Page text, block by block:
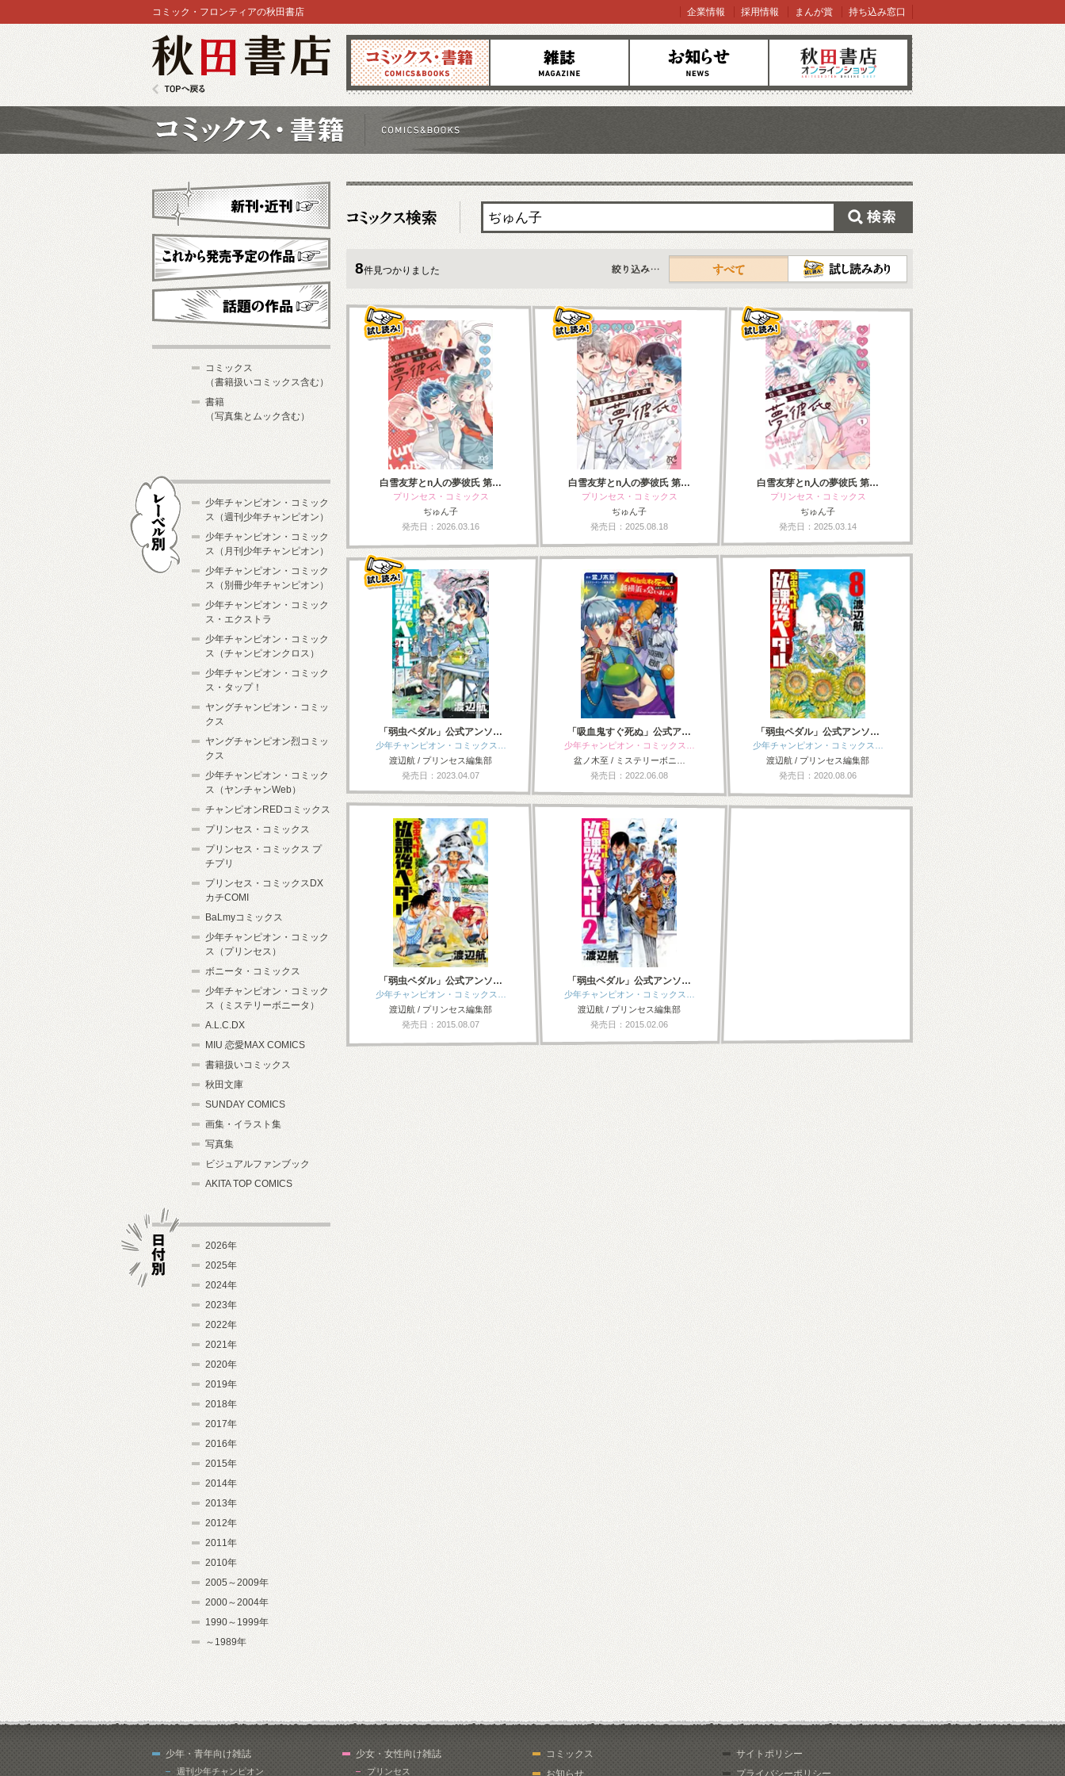
コミックス 雑誌 お知らせ オンラインショップ
コミック・フロンティアの秋田書店 企業情報 採用情報 まんが賞 持ち込み窓口
8件見つかりました
すべて
白雪友芽とn人の夢彼氏 第…
プリンセス・コミックス
ぢゅん子
発売日：2026.03.16
白雪友芽とn人の夢彼氏 第…
プリンセス・コミックス
ぢゅん子
発売日：2025.08.18
白雪友芽とn人の夢彼氏 第…
プリンセス・コミックス
ぢゅん子
発売日：2025.03.14
「弱虫ペダル」公式アンソ…
少年チャンピオン・コミックス…
渡辺航 / プリンセス編集部
発売日：2023.04.07
「吸血鬼すぐ死ぬ」公式ア…
少年チャンピオン・コミックス…
盆ノ木至 / ミステリーボニ…
発売日：2022.06.08
「弱虫ペダル」公式アンソ…
少年チャンピオン・コミックス…
渡辺航 / プリンセス編集部
発売日：2020.08.06
「弱虫ペダル」公式アンソ…
少年チャンピオン・コミックス…
渡辺航 / プリンセス編集部
発売日：2015.08.07
「弱虫ペダル」公式アンソ…
少年チャンピオン・コミックス…
渡辺航 / プリンセス編集部
発売日：2015.02.06
新刊・近刊
これから発売予定
コミックス
（書籍扱いコミックス含む）
書籍
（写真集とムック含む）
少年チャンピオン・コミック
ス（週刊少年チャンピオン）
少年チャンピオン・コミック
ス（月刊少年チャンピオン）
少年チャンピオン・コミック
ス（別冊少年チャンピオン）
少年チャンピオン・コミック
ス・エクストラ
少年チャンピオン・コミック
ス（チャンピオンクロス）
少年チャンピオン・コミック
ス・タップ！
ヤングチャンピオン・コミッ
クス
ヤングチャンピオン烈コミッ
クス
少年チャンピオン・コミック
ス（ヤンチャンWeb）
チャンピオンREDコミックス
プリンセス・コミックス
プリンセス・コミックス プ
チプリ
プリンセス・コミックスDX
カチCOMI
BaLmyコミックス
少年チャンピオン・コミック
ス（プリンセス）
ボニータ・コミックス
少年チャンピオン・コミック
ス（ミステリーボニータ）
A.L.C.DX
MIU 恋愛MAX COMICS
書籍扱いコミックス
秋田文庫
SUNDAY COMICS
画集・イラスト集
写真集
ビジュアルファンブック
AKITA TOP COMICS
2026年
2025年
2024年
2023年
2022年
2021年
2020年
2019年
2018年
2017年
2016年
2015年
2014年
2013年
2012年
2011年
2010年
2005～2009年
2000～2004年
1990～1999年
～1989年
少年・青年向け雑誌
週刊少年チャンピオン
少女・女性向け雑誌
プリンセス
コミックス
お知らせ
サイトポリシー
プライバシーポリシー